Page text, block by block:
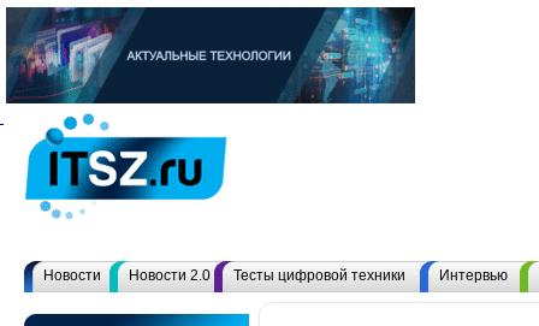
Новости Новости 2.0 Тесты цифровой техники Интервью